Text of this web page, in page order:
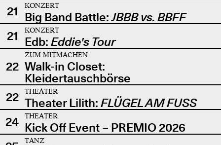
21
KONZERT
Big Band Battle:JBBB vs. BBFF
21
KONZERT
Edb: Eddie's Tour
22
ZUM MITMACHEN
Walk-in Closet:
Kleidertauschbörse
22
THEATER
Theater Lilith: FLÜGEL AM FUSS
24
THEATER
Kick Off Event – PREMIO 2026
TANZ